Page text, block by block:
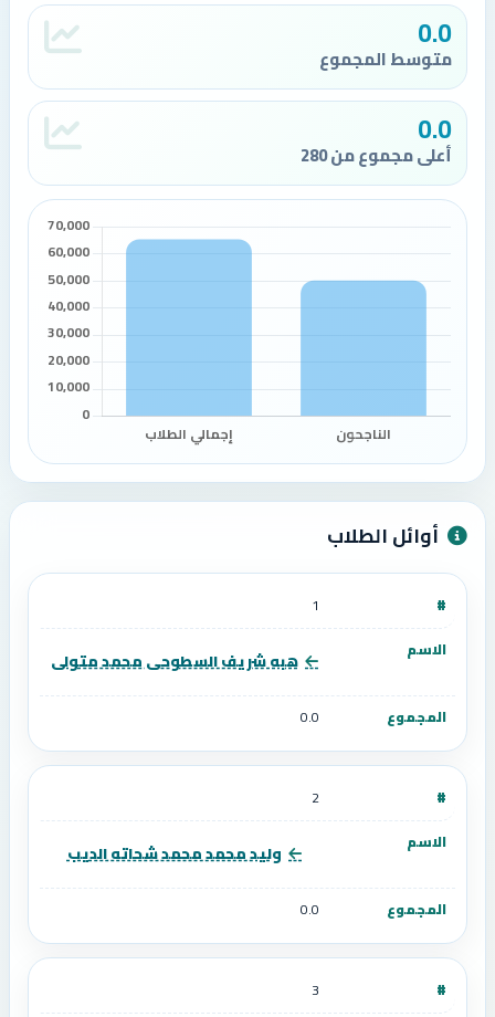
0.0
متوسط المجموع
0.0
أعلى مجموع من 280
أوائل الطلاب
1
هبه شريف السطوحى محمد متولى
0.0
2
وليد محمد محمد شحاته الديب
0.0
3